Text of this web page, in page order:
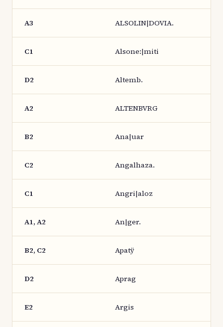
A3 ALSOLIN|DOVIA.
C1 Alsone:|miti
D2 Altemb.
A2 ALTENBVRG
B2 Ana|uar
C2 Angalhaza.
C1 Angri|aloz
A1, A2 An|ger.
B2, C2 Apatÿ
D2 Aprag
E2 Argis